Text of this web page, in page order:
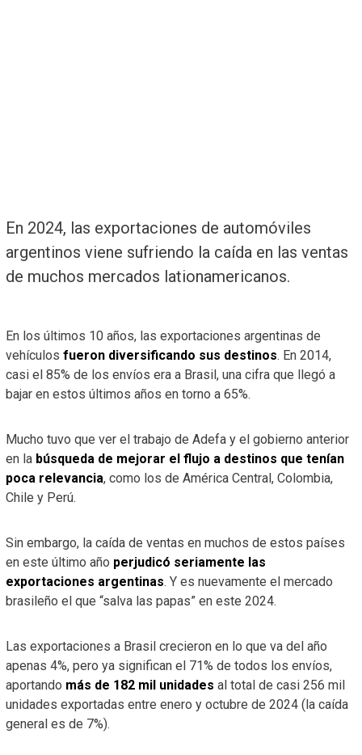
En 2024, las exportaciones de automóviles
argentinos viene sufriendo la caída en las ventas
de muchos mercados lationamericanos.
En los últimos 10 años, las exportaciones argentinas de
vehículos fueron diversificando sus destinos. En 2014,
casi el 85% de los envíos era a Brasil, una cifra que llegó a
bajar en estos últimos años en torno a 65%.
Mucho tuvo que ver el trabajo de Adefa y el gobierno anterior
en la búsqueda de mejorar el flujo a destinos que tenían
poca relevancia, como los de América Central, Colombia,
Chile y Perú.
Sin embargo, la caída de ventas en muchos de estos países
en este último año perjudicó seriamente las
exportaciones argentinas. Y es nuevamente el mercado
brasileño el que “salva las papas” en este 2024.
Las exportaciones a Brasil crecieron en lo que va del año
apenas 4%, pero ya significan el 71% de todos los envíos,
aportando más de 182 mil unidades al total de casi 256 mil
unidades exportadas entre enero y octubre de 2024 (la caída
general es de 7%).